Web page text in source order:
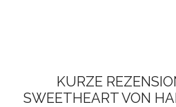
KURZE
SWEETHEART VON